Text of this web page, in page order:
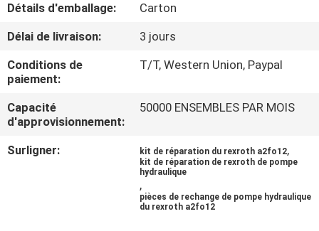
CONTRÔLE
DE
QUALITÉ
CONTACTEZ-
NOUS
Détails d'emballage:
Carton
Délai de livraison:
3 jours
Conditions de
paiement:
T/T, Western Union, Paypal
Capacité
d'approvisionnement:
50000 ENSEMBLES PAR MOIS
Surligner: kit de réparation du rexroth a2fo12,
kit de réparation de rexroth de pompe
hydraulique
,
pièces de rechange de pompe hydraulique
du rexroth a2fo12